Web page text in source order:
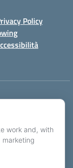
Policy
work and, with
marketing